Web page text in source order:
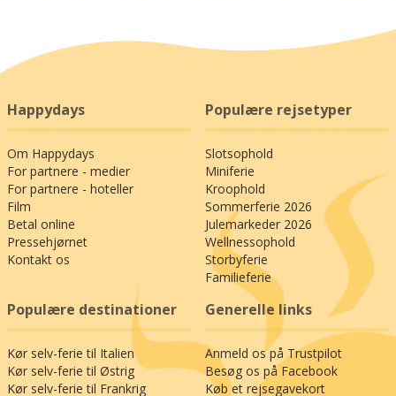
Happydays
Om Happydays
For partnere - medier
For partnere - hoteller
Film
Betal online
Pressehjørnet
Kontakt os
Populære rejsetyper
Slotsophold
Miniferie
Kroophold
Sommerferie 2026
Julemarkeder 2026
Wellnessophold
Storbyferie
Familieferie
Populære destinationer
Kør selv-ferie til Italien
Kør selv-ferie til Østrig
Kør selv-ferie til Frankrig
Generelle links
Anmeld os på Trustpilot
Besøg os på Facebook
Køb et rejsegavekort